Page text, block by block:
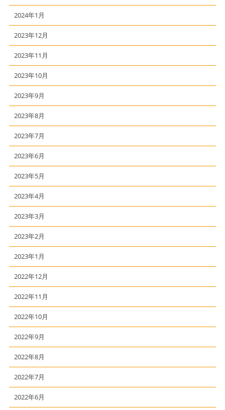
2024年1月
2023年12月
2023年11月
2023年10月
2023年9月
2023年8月
2023年7月
2023年6月
2023年5月
2023年4月
2023年3月
2023年2月
2023年1月
2022年12月
2022年11月
2022年10月
2022年9月
2022年8月
2022年7月
2022年6月